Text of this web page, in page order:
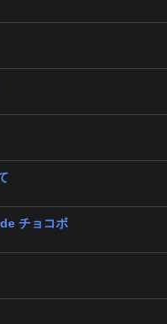
チョコボ